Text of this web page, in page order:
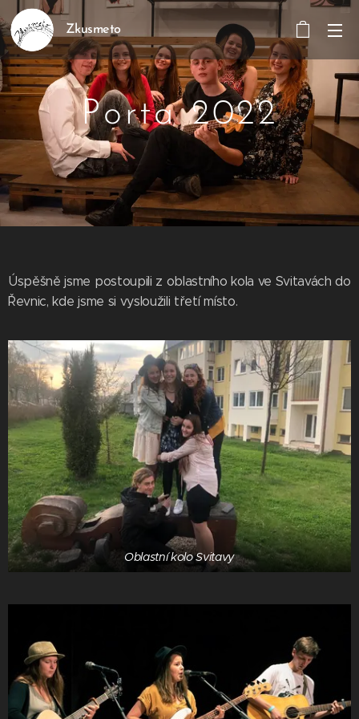
Zkusmeto
Porta 2022
Úspěšně jsme postoupili z oblastního kola ve Svitavách do
Řevnic, kde jsme si vysloužili třetí místo.
Oblastní kolo Svitavy